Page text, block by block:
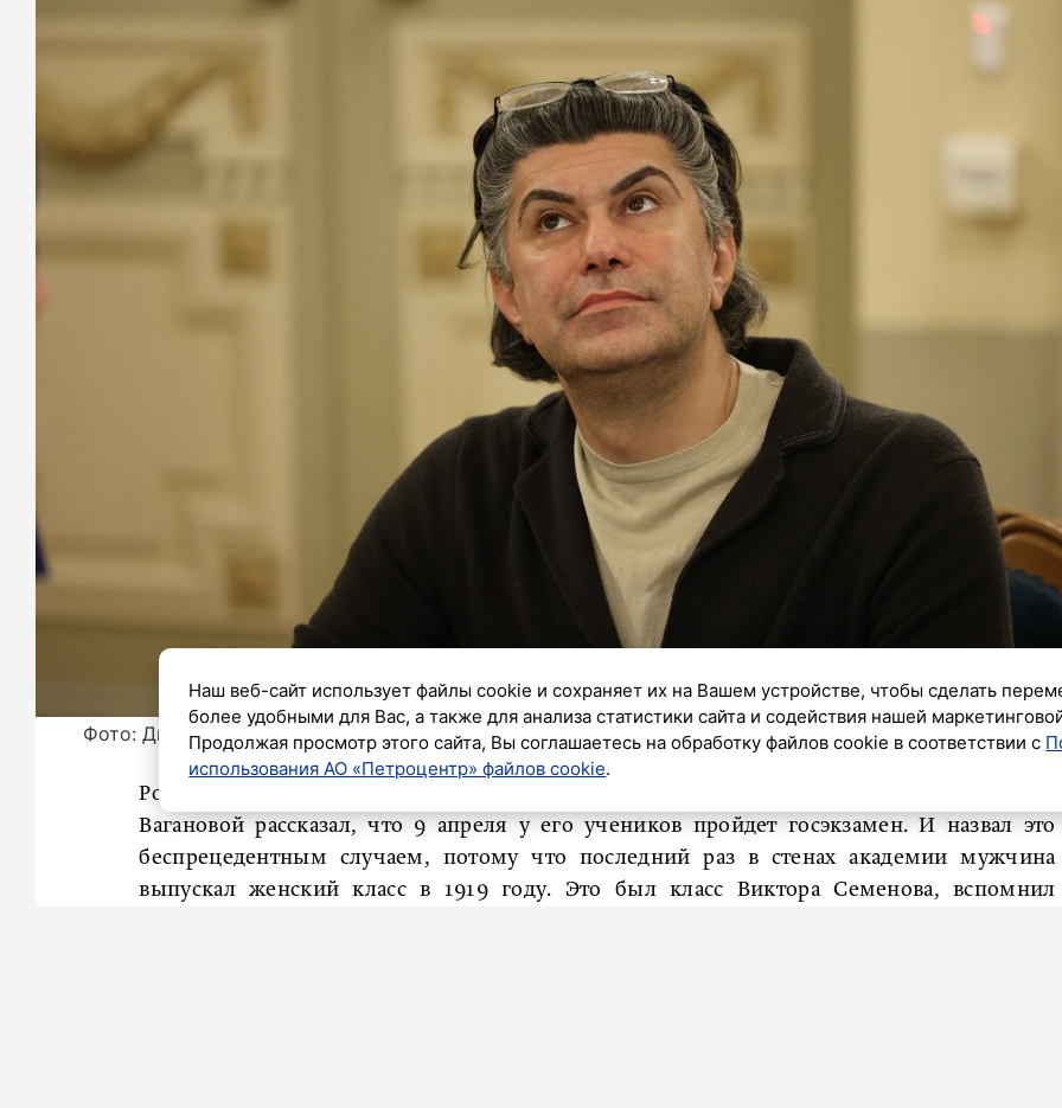
Фото: Дмитрий Фуфаев/«Петербургский дневник»
Российский артист балета Николай Цискаридзе, ректор Академии Русского балета им.
Вагановой рассказал, что 9 апреля у его учеников пройдет госэкзамен. И назвал это
беспрецедентным случаем, потому что последний раз в стенах академии мужчина
выпускал женский класс в 1919 году. Это был класс Виктора Семенова, вспомнил
Наш веб-сайт использует файлы cookie и сохраняет их на Вашем устройстве, чтобы сделать
более удобными для Вас, а также для анализа статистики сайта и содействия нашей
Продолжая просмотр этого сайта, Вы соглашаетесь на обработку файлов cookie в соответствии с
использования АО «Петроцентр» файлов cookie.